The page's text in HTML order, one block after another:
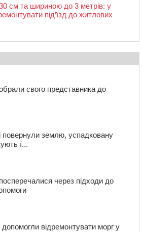
см та шириною до 3 метрів: у
під’їзд до житлових
свого представника до
повернули землю, успадковану
ї...
через підходи до
допомогли відремонтувати морг у